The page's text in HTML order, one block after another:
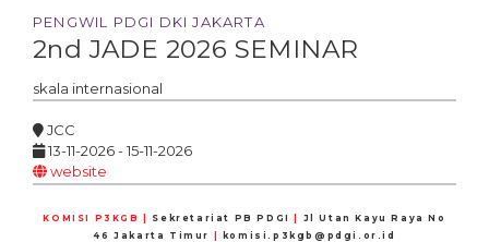
PENGWIL PDGI DKI JAKARTA
2nd JADE 2026 SEMINAR
skala internasional
JCC
13-11-2026 - 15-11-2026
website
KOMISI P3KGB Sekretariat PB PDGI
Jl Utan Kayu Raya No
46 Jakarta Timur
komisi.p3kgb@pdgi.or.id